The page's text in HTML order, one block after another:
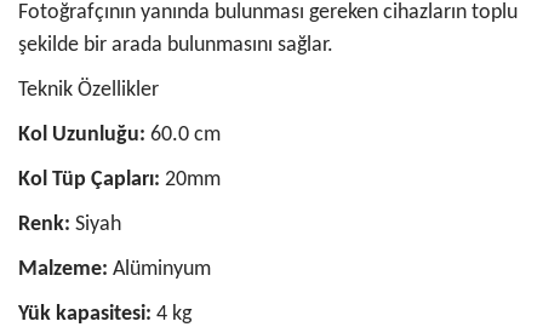
Fotoğrafçının yanında bulunması gereken cihazların toplu
şekilde bir arada bulunmasını sağlar.
Teknik Özellikler
Kol Uzunluğu: 60.0 cm
Kol Tüp Çapları: 20mm
Renk: Siyah
Malzeme: Alüminyum
Yük kapasitesi: 4 kg